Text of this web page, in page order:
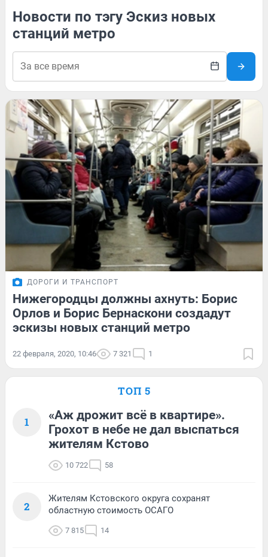
Новости по тэгу Эскиз новых
станций метро
ДОРОГИ И ТРАНСПОРТ
Нижегородцы должны ахнуть: Борис
Орлов и Борис Бернаскони создадут
эскизы новых станций метро
22 февраля, 2020, 10:46 7 321 1
ТОП 5
1
«Аж дрожит всё в квартире».
Грохот в небе не дал выспаться
жителям Кстово
10 722 58
2
Жителям Кстовского округа сохранят
областную стоимость ОСАГО
7 815 14